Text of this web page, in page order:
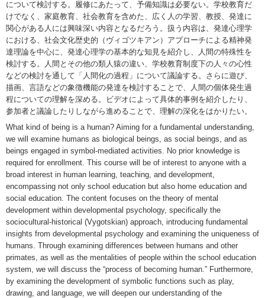
について検討する。履修にあたって、予備知識は必要ない。学校教育だ
けでなく、家庭教育、社会教育を含めた、広く人の学習、教授、発達に
関心がある人には興味深い内容となるだろう。扱う内容は、発達心理学
における、社会文化歴史的（ヴィゴツキアン）アプローチによる精神発
達理論を中心に、発達心理学の基本的な知見を紹介し、人間の特殊性を
検討する。人間とその他の類人猿の違い、学校教育制度下の人々の心性
などの検討を通して「人間化の過程」について議論する。さらに遊び、
描画、言語などの象徴機能の発達を検討することで、人間の個体発生過
程についての理解を深める。ビデオによって具体的事例を紹介したり、
参加者と議論したりしながら進めることで、理解の深化をはかりたい。
What kind of being is a human? Aiming for a fundamental understanding,
we will examine humans as biological beings, as social beings, and as
beings engaged in symbol-mediated activities. No prior knowledge is
required for enrollment. This course will be of interest to anyone with a
broad interest in human learning, teaching, and development,
encompassing not only school education but also home education and
social education. The content focuses on the theory of mental
development within developmental psychology, specifically the
sociocultural-historical (Vygotskian) approach, introducing fundamental
insights from developmental psychology and examining the uniqueness of
humans. Through examining differences between humans and other
primates, as well as the mentalities of people within the school education
system, we will discuss the “process of becoming human.” Furthermore,
by examining the development of symbolic functions such as play,
drawing, and language, we will deepen our understanding of the